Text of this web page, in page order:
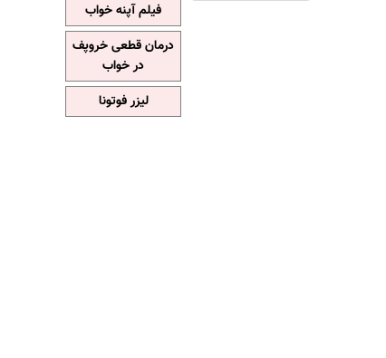
فیلم آپنه خواب
درمان قطعی خروپف
در خواب
لیزر فوتونا